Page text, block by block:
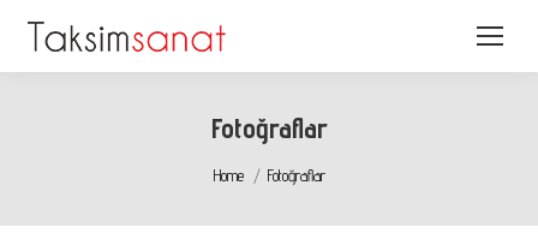
Fotoğraflar
You are here:
Home Fotoğraflar